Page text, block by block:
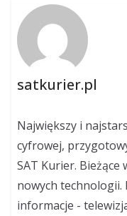
satkurier.pl
Największy i
cyfrowej,
SAT Kurier.
nowych
informacje -